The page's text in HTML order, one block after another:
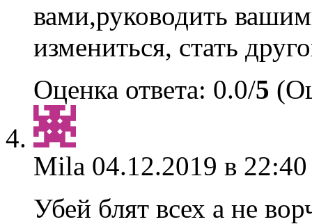
вами,руководить
измениться, стать
Оценка ответа: 0.0/5
Mila 04.12.2019 в
Убей блят всех а не